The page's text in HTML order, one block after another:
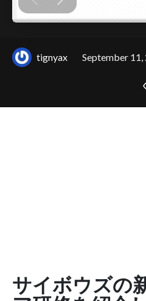
tignyax September 11,
サイボウズの